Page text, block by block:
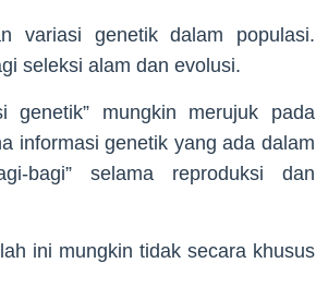
variasi genetik dalam populasi.
seleksi alam dan evolusi.
genetik” mungkin merujuk pada
informasi genetik yang ada dalam
bagi” selama reproduksi dan
ini mungkin tidak secara khusus